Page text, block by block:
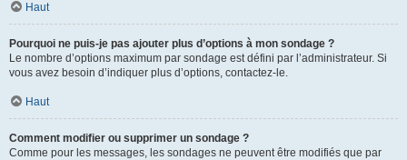
Haut
Pourquoi ne puis-je pas ajouter plus d’options à mon sondage ?
Le nombre d’options maximum par sondage est défini par l’administrateur. Si
vous avez besoin d’indiquer plus d’options, contactez-le.
Haut
Comment modifier ou supprimer un sondage ?
Comme pour les messages, les sondages ne peuvent être modifiés que par